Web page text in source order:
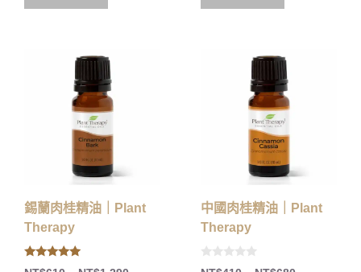
錫蘭肉桂精油｜Plant
Therapy
5.00
中國肉桂精油｜Plant
Therapy
0